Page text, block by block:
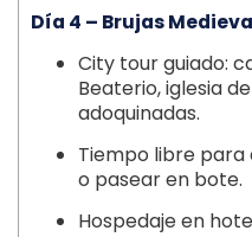
Día 4 – Brujas
City tour guiado:
Beaterio, iglesia
adoquinadas.
Tiempo libre
o pasear en bote.
Hospedaje en